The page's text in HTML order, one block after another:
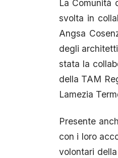
La Comunità
svolta in
Angsa
degli
stata la
della TAM
Lamezia
Presente
con i loro
volontari